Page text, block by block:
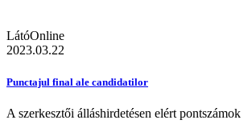
LátóOnline
2023.03.22
Punctajul final ale candidatilor
A szerkesztői álláshirdetésen elért pontszámok